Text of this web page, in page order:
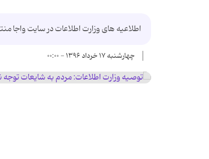
اطلاعیه های وزارت اطلاعات در سایت واجا
چهارشنبه ۱۷ خرداد ۱۳۹۶ - ۰۰:۰۰